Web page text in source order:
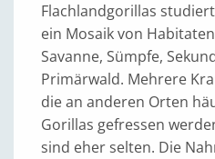
Flachlandgorillas
ein Mosaik von
Savanne, Sümpfe,
Primärwald. Mehrere
die an anderen Orten
Gorillas gefressen
sind eher selten. Die